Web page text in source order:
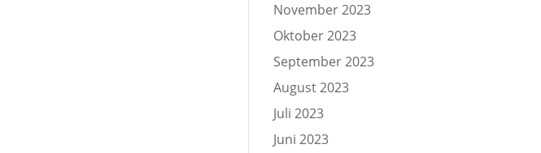
November 2023
Oktober 2023
September 2023
August 2023
Juli 2023
Juni 2023